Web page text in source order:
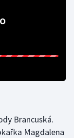
Brancuská.
Magdalena